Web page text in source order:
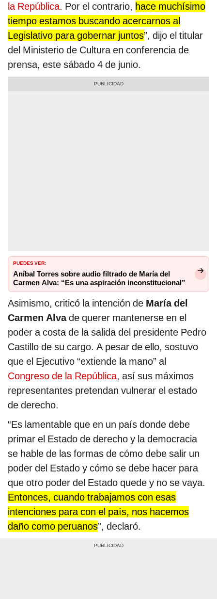
la República. Por el contrario, hace muchísimo
tiempo estamos buscando acercarnos al
Legislativo para gobernar juntos”, dijo el titular
del Ministerio de Cultura en conferencia de
prensa, este sábado 4 de junio.
PUEDES VER:
Aníbal Torres sobre audio filtrado de María del
Carmen Alva: “Es una aspiración inconstitucional”
Asimismo, criticó la intención de María del
Carmen Alvade querer mantenerse en el
poder a costa de la salida del presidente Pedro
Castillo de su cargo. A pesar de ello, sostuvo
que el Ejecutivo “extiende la mano” al
Congreso de la República, así sus máximos
representantes pretendan vulnerar el estado
de derecho.
“Es lamentable que en un país donde debe
primar el Estado de derecho y la democracia
se hable de las formas de cómo debe salir un
poder del Estado y cómo se debe hacer para
que otro poder del Estado quede y no se vaya.
Entonces, cuando trabajamos con esas
intenciones para con el país, nos hacemos
daño como peruanos”, declaró.